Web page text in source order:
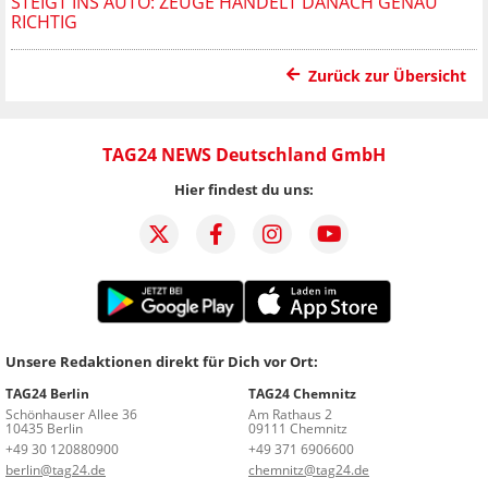
RICHTIG
Zurück zur Übersicht
TAG24 NEWS Deutschland GmbH
Hier findest du uns:
Unsere Redaktionen direkt für Dich vor Ort:
TAG24 Berlin
Schönhauser Allee 36
10435 Berlin
+49 30 120880900
berlin@tag24.de
TAG24 Chemnitz
Am Rathaus 2
09111 Chemnitz
+49 371 6906600
chemnitz@tag24.de